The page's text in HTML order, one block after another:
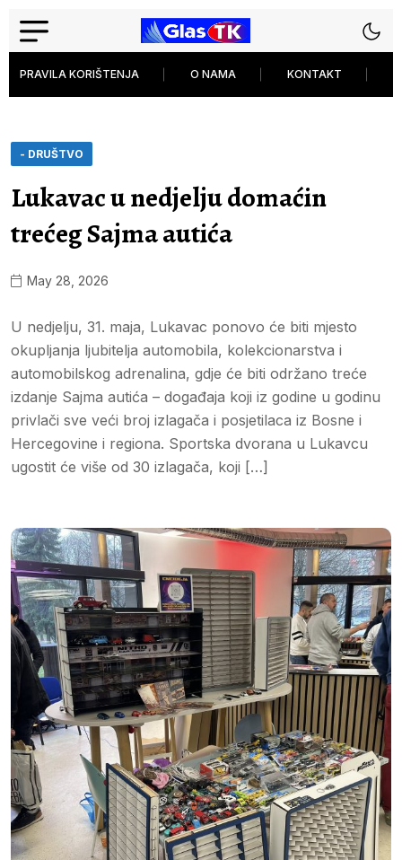
PRAVILA KORIŠTENJA O NAMA KONTAKT
- DRUŠTVO
Lukavac u nedjelju domaćin
trećeg Sajma autića
May 28, 2026
U nedjelju, 31. maja, Lukavac ponovo će biti mjesto
okupljanja ljubitelja automobila, kolekcionarstva i
automobilskog adrenalina, gdje će biti održano treće
izdanje Sajma autića – događaja koji iz godine u godinu
privlači sve veći broj izlagača i posjetilaca iz Bosne i
Hercegovine i regiona. Sportska dvorana u Lukavcu
ugostit će više od 30 izlagača, koji […]